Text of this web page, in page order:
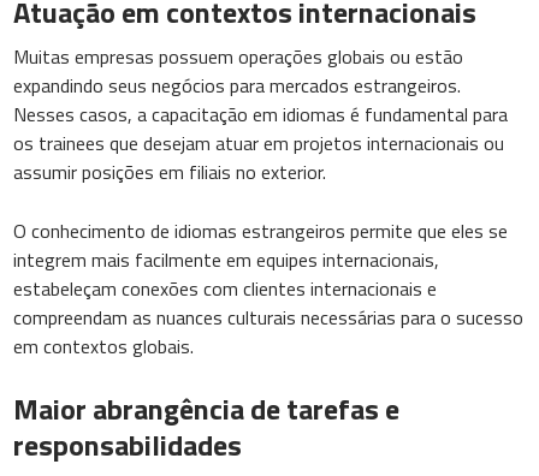
Atuação em contextos internacionais
Muitas empresas possuem operações globais ou estão
expandindo seus negócios para mercados estrangeiros.
Nesses casos, a capacitação em idiomas é fundamental para
os trainees que desejam atuar em projetos internacionais ou
assumir posições em filiais no exterior.
O conhecimento de idiomas estrangeiros permite que eles se
integrem mais facilmente em equipes internacionais,
estabeleçam conexões com clientes internacionais e
compreendam as nuances culturais necessárias para o sucesso
em contextos globais.
Maior abrangência de tarefas e
responsabilidades